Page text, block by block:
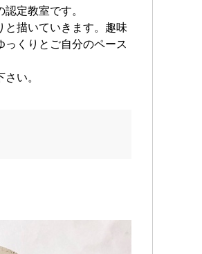
定教室です。
と描いていきます。趣味
っくりとご自分のペース
い。